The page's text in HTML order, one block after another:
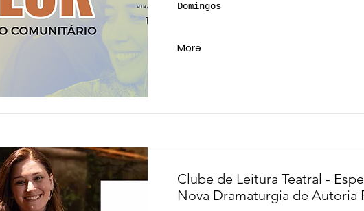
Domingos
More
Clube de Leitura Teatral -
Nova Dramaturgia de Autoria